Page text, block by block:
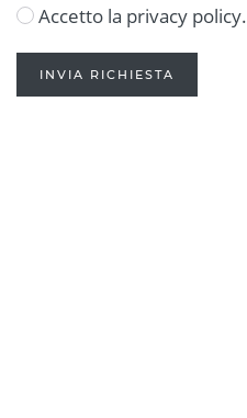
Accetto la privacy policy.
INVIA RICHIESTA